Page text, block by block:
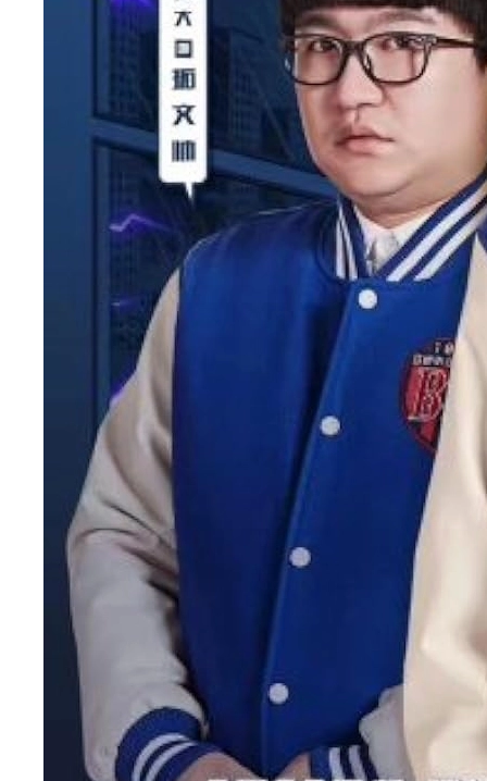
Tiếp nối thành công của ‘Sweet Revenge’,
Park Solomontiếp tục tham gia vào dự án
‘Chủ nghĩa nhan sắc – Lookism (2019)’
. Đây là
một bộ phim chuyển thể từ webtoon nổi tiếng,
nơi anh có cơ hội thể hiện sự đa dạng hơn
trong diễn xuất. ‘Lookism’ đã giúpdiễn viên